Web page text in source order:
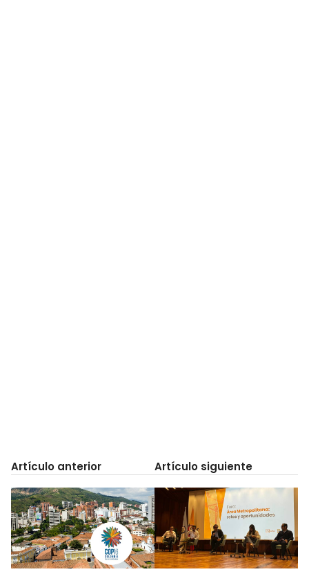
Artículo anterior Artículo siguiente